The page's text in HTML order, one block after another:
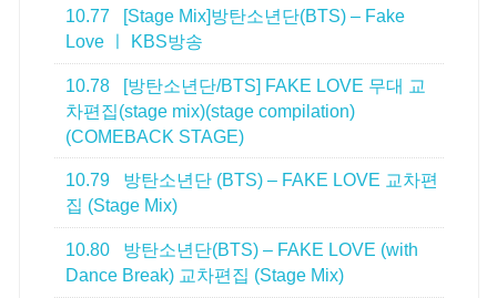
10.77
[Stage Mix]방탄소년단(BTS) – Fake
Love ㅣ KBS방송
10.78
[방탄소년단/BTS] FAKE LOVE 무대 교
차편집(stage mix)(stage compilation)
(COMEBACK STAGE)
10.79
방탄소년단 (BTS) – FAKE LOVE 교차편
집 (Stage Mix)
10.80
방탄소년단(BTS) – FAKE LOVE (with
Dance Break) 교차편집 (Stage Mix)